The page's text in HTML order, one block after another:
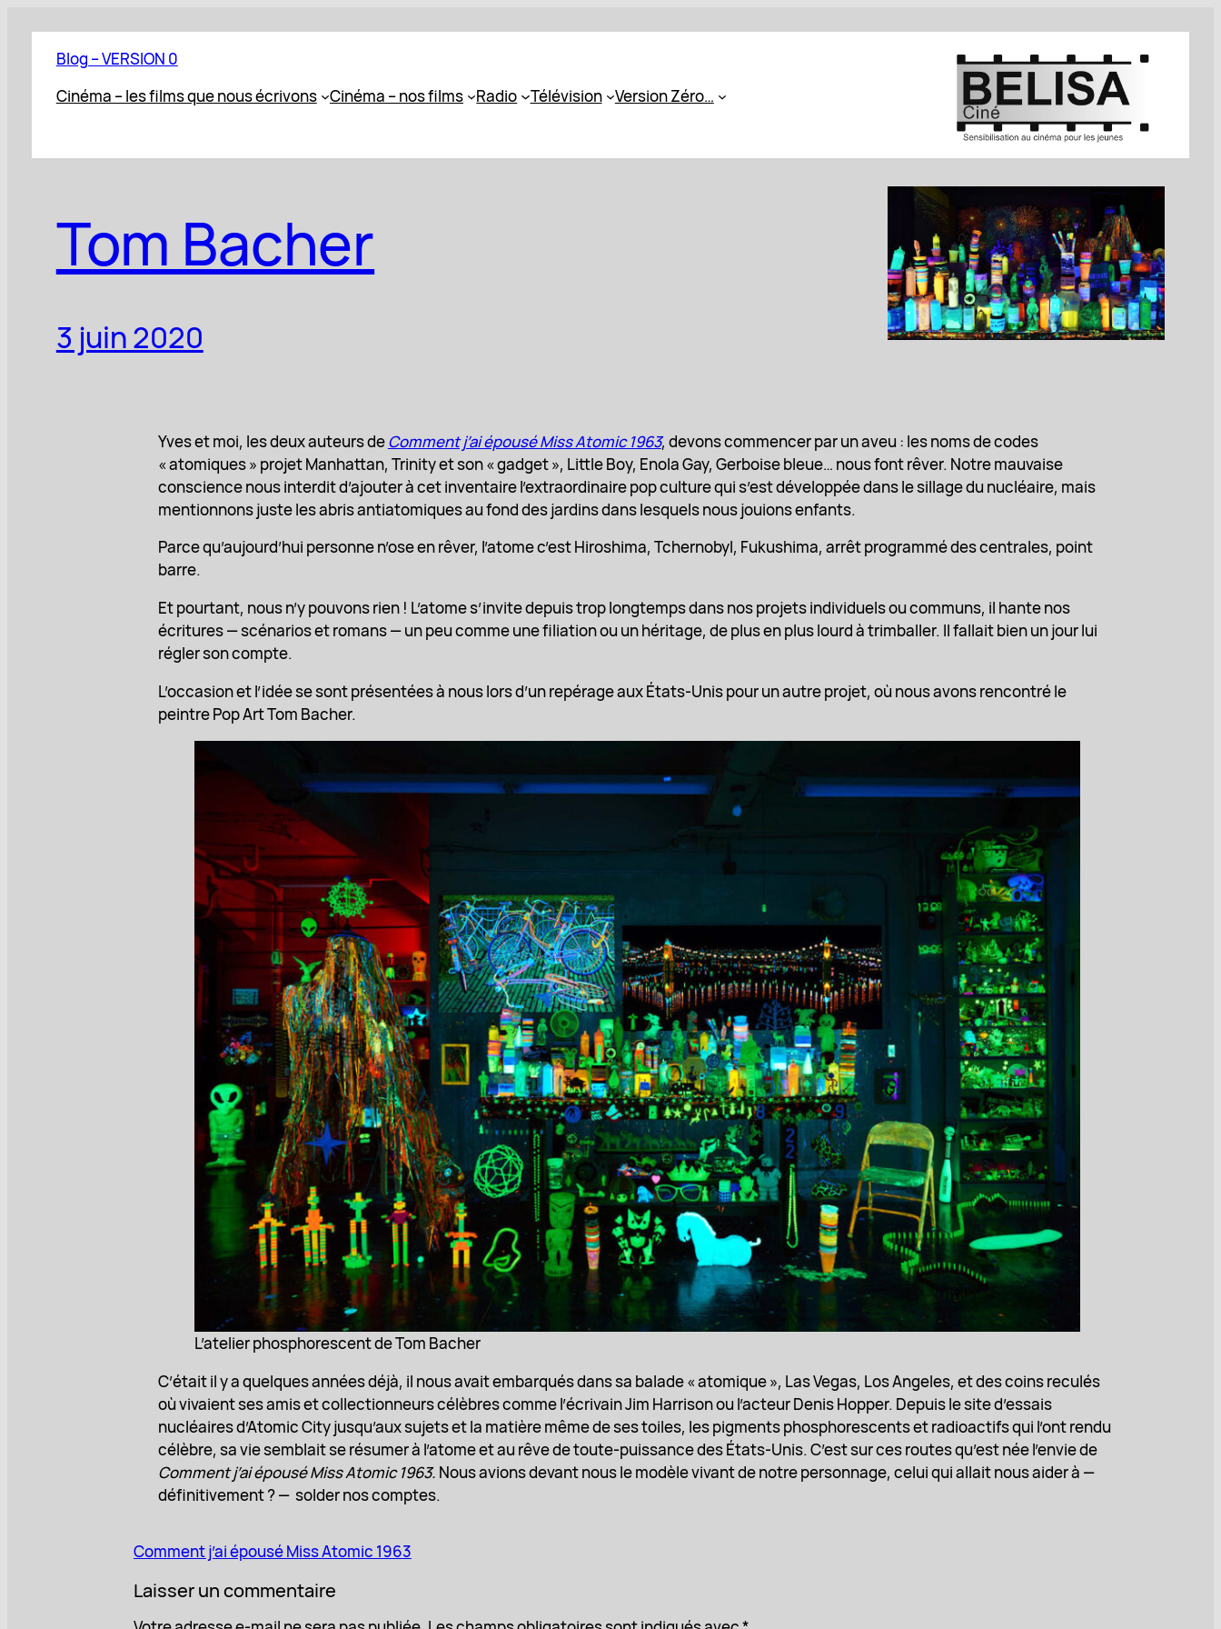
contenuBlog – VERSION 0
Cinéma – les films que nous écrivons
Cinéma – nos films Radio Télévision Version Zéro…
Tom Bacher
3 juin 2020
Yves et moi, les deux auteurs deComment j’ai épousé Miss Atomic 1963, devons commencer par un aveu : les noms de codes
« atomiques » projet Manhattan, Trinity et son « gadget », Little Boy, Enola Gay, Gerboise bleue… nous font rêver. Notre mauvaise
conscience nous interdit d’ajouter à cet inventaire l’extraordinaire pop culture qui s’est développée dans le sillage du nucléaire, mais
mentionnons juste les abris antiatomiques au fond des jardins dans lesquels nous jouions enfants.
Parce qu’aujourd’hui personne n’ose en rêver, l’atome c’est Hiroshima, Tchernobyl, Fukushima, arrêt programmé des centrales, point
barre.
Et pourtant, nous n’y pouvons rien ! L’atome s’invite depuis trop longtemps dans nos projets individuels ou communs, il hante nos
écritures — scénarios et romans — un peu comme une filiation ou un héritage, de plus en plus lourd à trimballer. Il fallait bien un jour lui
régler son compte.
L’occasion et l’idée se sont présentées à nous lors d’un repérage aux États-Unis pour un autre projet, où nous avons rencontré le
peintre Pop Art Tom Bacher.
L’atelier phosphorescent de Tom Bacher
C’était il y a quelques années déjà, il nous avait embarqués dans sa balade « atomique », Las Vegas, Los Angeles, et des coins reculés
où vivaient ses amis et collectionneurs célèbres comme l’écrivain Jim Harrison ou l’acteur Denis Hopper. Depuis le site d’essais
nucléaires d’Atomic City jusqu’aux sujets et la matière même de ses toiles, les pigments phosphorescents et radioactifs qui l’ont rendu
célèbre, sa vie semblait se résumer à l’atome et au rêve de toute-puissance des États-Unis. C’est sur ces routes qu’est née l’envie de
Comment j’ai épouséMiss Atomic 1963. Nous avions devant nous le modèle vivant de notre personnage, celui qui allait nous aider à —
définitivement ? — solder nos comptes.
Comment j’ai épousé Miss Atomic 1963
Laisser un commentaire